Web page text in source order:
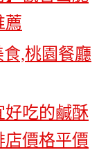
薦
好吃的鹹酥
價格平價